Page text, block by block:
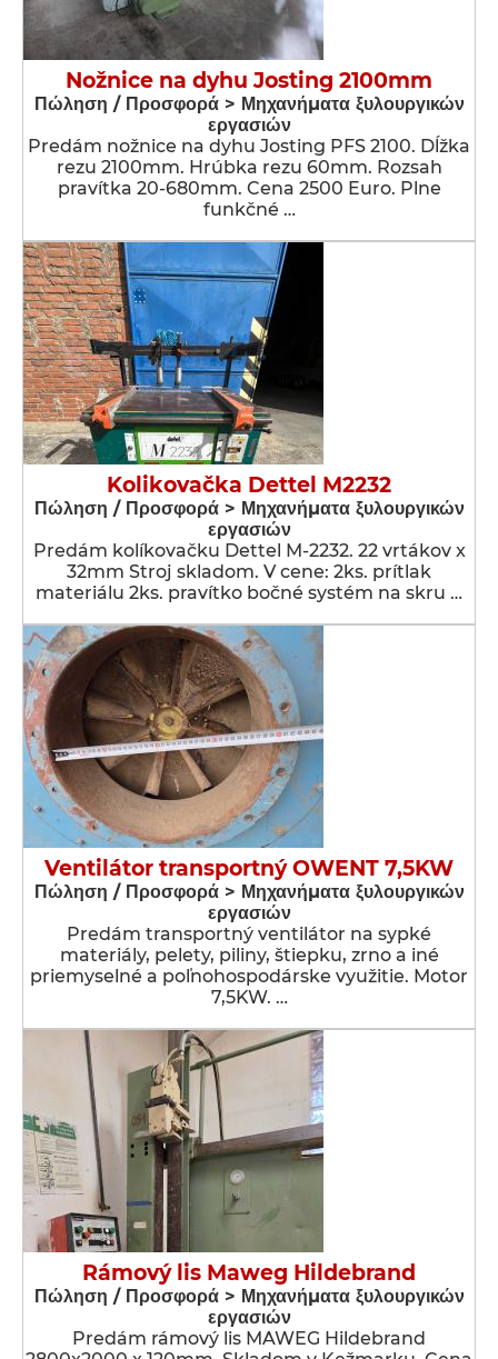
Nožnice na dyhu Josting 2100mm
Πώληση / Προσφορά > Μηχανήματα ξυλουργικών
εργασιών
Predám nožnice na dyhu Josting PFS 2100. Dĺžka
rezu 2100mm. Hrúbka rezu 60mm. Rozsah
pravítka 20-680mm. Cena 2500 Euro. Plne
funkčné …
Kolikovačka Dettel M2232
Πώληση / Προσφορά > Μηχανήματα ξυλουργικών
εργασιών
Predám kolíkovačku Dettel M-2232. 22 vrtákov x
32mm Stroj skladom. V cene: 2ks. prítlak
materiálu 2ks. pravítko bočné systém na skru …
Ventilátor transportný OWENT 7,5KW
Πώληση / Προσφορά > Μηχανήματα ξυλουργικών
εργασιών
Predám transportný ventilátor na sypké
materiály, pelety, piliny, štiepku, zrno a iné
priemyselné a poľnohospodárske využitie. Motor
7,5KW. …
Rámový lis Maweg Hildebrand
Πώληση / Προσφορά > Μηχανήματα ξυλουργικών
εργασιών
Predám rámový lis MAWEG Hildebrand